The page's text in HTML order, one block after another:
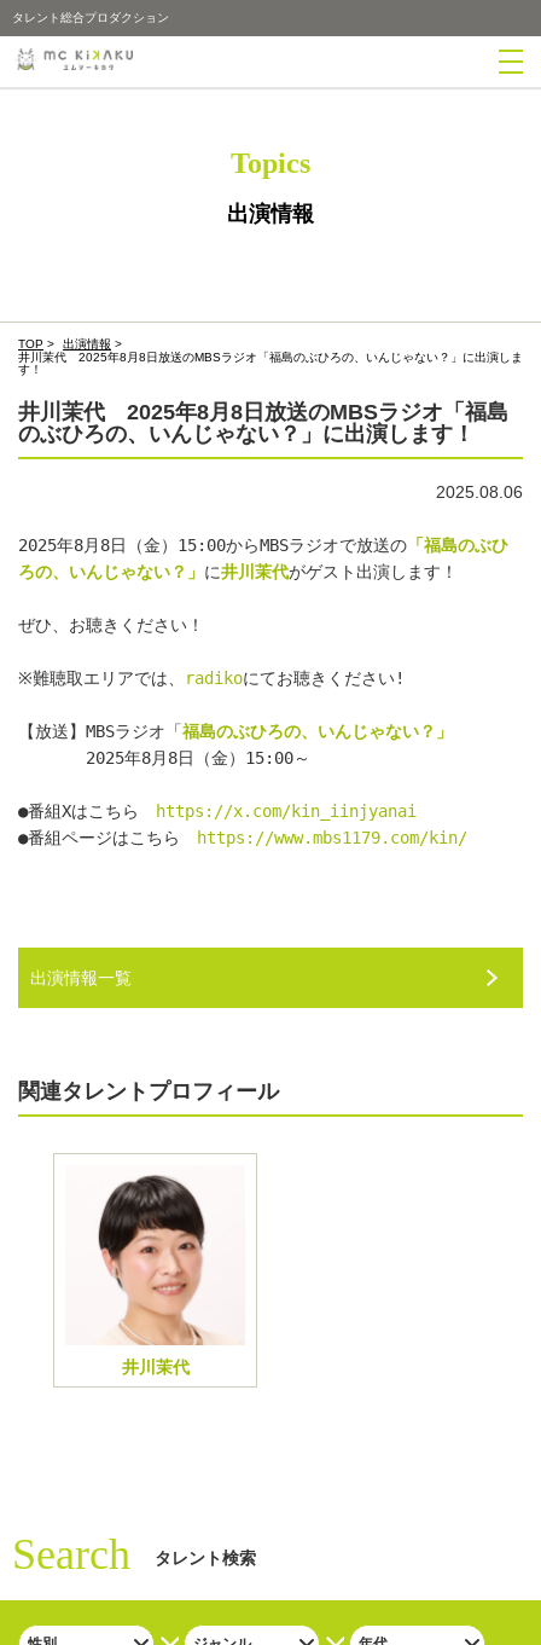
タレント総合プロダクション
Topics
出演情報
TOP > 出演情報 >
井川茉代 2025年8月8日放送のMBSラジオ「福島のぶひろの、いんじゃない？」に出演しま
す！
井川茉代 2025年8月8日放送のMBSラジオ「福島
のぶひろの、いんじゃない？」に出演します！
2025.08.06
2025年8月8日（金）15:00からMBSラジオで放送の 「福島のぶひ
ろの、いんじゃない？」 に井川茉代がゲスト出演します！
ぜひ、お聴きください！
※難聴取エリアでは、 radikoにてお聴きください!
【放送】MBSラジオ「福島のぶひろの、いんじゃない？」
2025年8月8日（金）15:00～
●番組Xはこちら
https://x.com/kin_iinjyanai
●番組ページはこちら
https://www.mbs1179.com/kin/
出演情報一覧
関連タレントプロフィール
井川茉代
Search タレント検索